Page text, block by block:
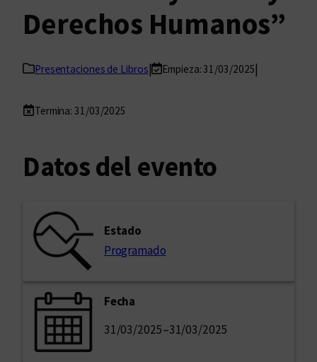
Derechos Humanos”
Presentaciones de Libros| Empieza: 31/03/2025|
Termina: 31/03/2025
Datos del evento
Estado
Programado
Fecha
31/03/2025–31/03/2025